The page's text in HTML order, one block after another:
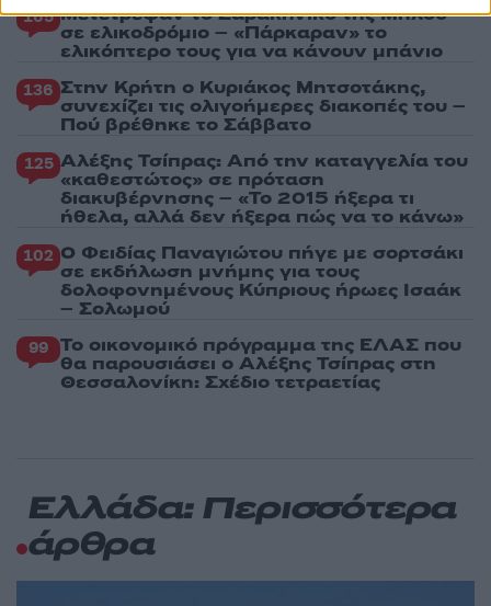
165 Μετέτρεψαν το Σαρακήνικο της Μήλου
σε ελικοδρόμιο – «Πάρκαραν» το
ελικόπτερο τους για να κάνουν μπάνιο
136 Στην Κρήτη ο Κυριάκος Μητσοτάκης,
συνεχίζει τις ολιγοήμερες διακοπές του –
Πού βρέθηκε το Σάββατο
125 Αλέξης Τσίπρας: Από την καταγγελία του
«καθεστώτος» σε πρόταση
διακυβέρνησης – «Το 2015 ήξερα τι
ήθελα, αλλά δεν ήξερα πώς να το κάνω»
102 Ο Φειδίας Παναγιώτου πήγε με σορτσάκι
σε εκδήλωση μνήμης για τους
δολοφονημένους Κύπριους ήρωες Ισαάκ
– Σολωμού
99 Το οικονομικό πρόγραμμα της ΕΛΑΣ που
θα παρουσιάσει ο Αλέξης Τσίπρας στη
Θεσσαλονίκη: Σχέδιο τετραετίας
Ελλάδα: Περισσότερα
άρθρα